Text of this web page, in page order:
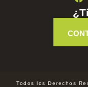
Todos los Derechos